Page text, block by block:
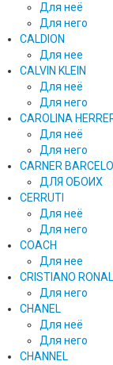
Для неё
Для него
CALDION
Для нее
CALVIN KLEIN
Для неё
Для него
CAROLINA
Для неё
Для него
CARNER
ДЛЯ ОБОИХ
CERRUTI
Для неё
Для него
COACH
Для нее
CRISTIANO
Для него
CHANEL
Для неё
Для него
CHANNEL